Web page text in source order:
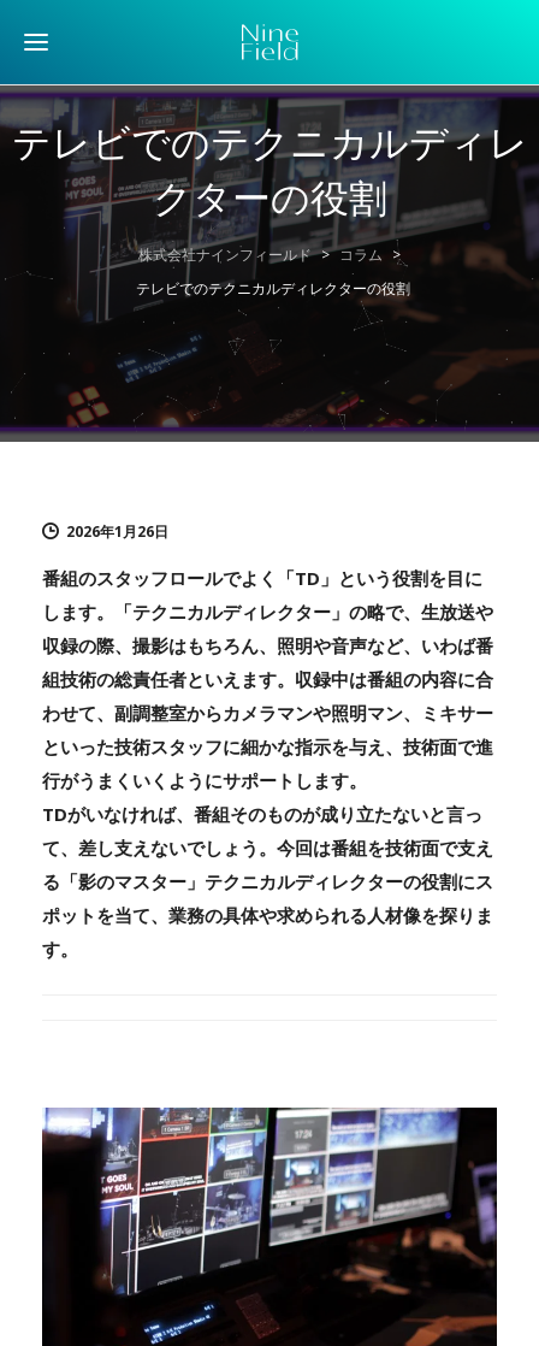
テレビでのテクニカルディレ
クターの役割
株式会社ナインフィールド > コラム >
テレビでのテクニカルディレクターの役割
2026年1月26日
番組のスタッフロールでよく「TD」という役割を目に
します。「テクニカルディレクター」の略で、生放送や
収録の際、撮影はもちろん、照明や音声など、いわば番
組技術の総責任者といえます。収録中は番組の内容に合
わせて、副調整室からカメラマンや照明マン、ミキサー
といった技術スタッフに細かな指示を与え、技術面で進
行がうまくいくようにサポートします。
TDがいなければ、番組そのものが成り立たないと言っ
て、差し支えないでしょう。今回は番組を技術面で支え
る「影のマスター」テクニカルディレクターの役割にス
ポットを当て、業務の具体や求められる人材像を探りま
す。